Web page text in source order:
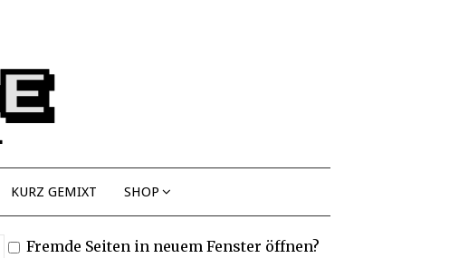
KURZ GEMIXT SHOP
Fremde Seiten in neuem Fenster öffnen?